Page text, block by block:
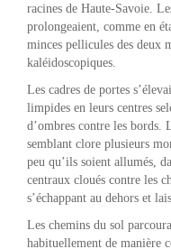
racines de Haute-Savoie.
prolongeaient, comme en
minces pellicules des deux
kaléidoscopiques.
Les cadres de portes
limpides en leurs centres
d’ombres contre les bords.
semblant clore plusieurs
peu qu’ils soient allumés,
centraux cloués contre les
s’échappant au dehors et
Les chemins du sol
habituellement de manière